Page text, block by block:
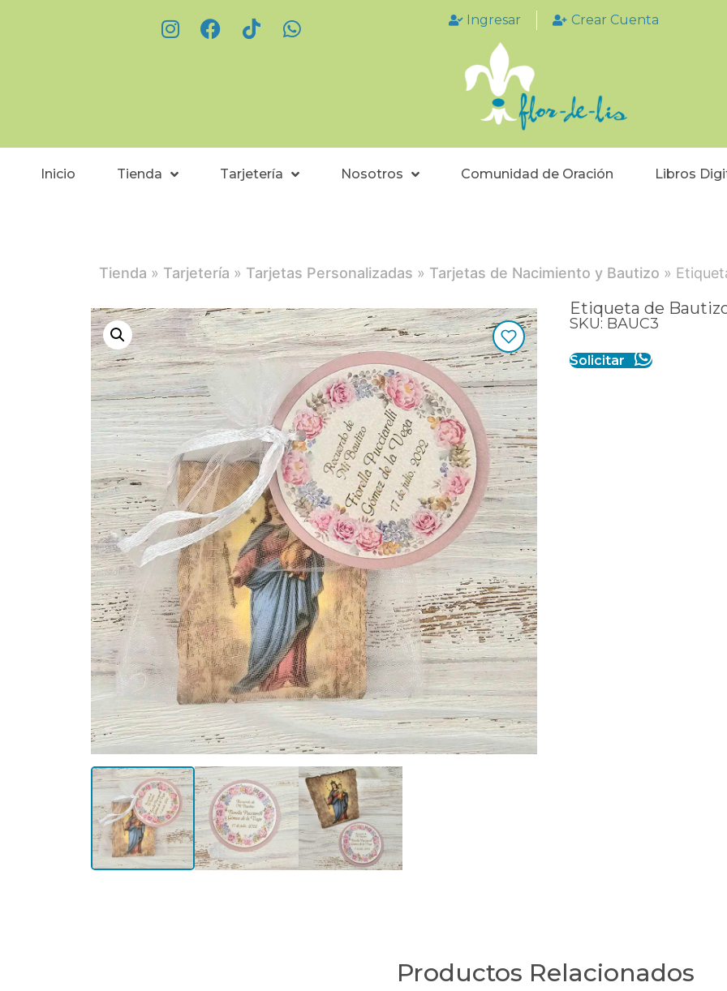
Ingresar Crear Cuenta
Inicio Tienda Tarjetería Nosotros Comunidad de Oración Libros
Tienda » Tarjetería » Tarjetas Personalizadas » Tarjetas de Nacimiento y Bautizo »
Etiqueta de
SKU: BAUC3
Solicitar
Productos Relacionados